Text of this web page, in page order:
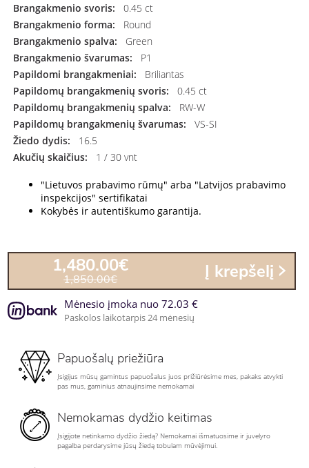
Brangakmenio svoris:
0.45 ct
Brangakmenio forma:
Round
Brangakmenio spalva:
Green
Brangakmenio švarumas:
P1
Papildomi brangakmeniai:
Briliantas
Papildomų brangakmenių svoris:
0.45 ct
Papildomų brangakmenių spalva:
RW-W
Papildomų brangakmenių švarumas:
VS-SI
Žiedo dydis:
16.5
Akučių skaičius:
1 / 30 vnt
"Lietuvos prabavimo rūmų" arba "Latvijos prabavimo
inspekcijos" sertifikatai
Kokybės ir autentiškumo garantija.
1,480.00€
1,850.00€ Į krepšelį
Mėnesio įmoka nuo 72.03 €
Paskolos laikotarpis 24 mėnesių
Papuošalų priežiūra
Įsigijus mūsų gamintus papuošalus juos prižiūrėsime mes, pakaks atvykti
pas mus, gaminius atnaujinsime nemokamai
Nemokamas dydžio keitimas
Įsigijote netinkamo dydžio žiedą? Nemokamai išmatuosime ir juvelyro
pagalba perdarysime jūsų žiedą tobulam mūvėjimui.